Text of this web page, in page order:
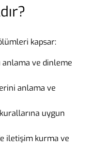
kapsar:
anlama ve dinleme
anlama ve
uygun
iletişim kurma ve